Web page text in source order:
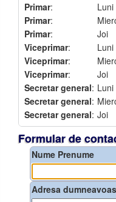
Primar: Luni
Primar:
Primar: Joi
Viceprimar: Luni
Viceprimar:
Viceprimar: Joi
Secretar general: Luni
Secretar general:
Secretar general: Joi
Formular de
Nume Prenume
Adresa